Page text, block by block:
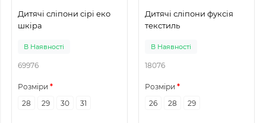
Дитячі сліпони сірі еко
шкіра
В Наявності
69976
Розміри
28
29 30 31
Дитячі сліпони фуксія
текстиль
В Наявності
18076
Розміри
26
28 29